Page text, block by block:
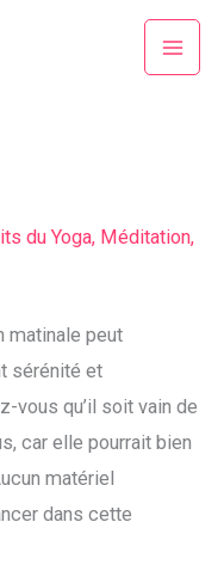
du Yoga, Méditation,
matinale peut
sérénité et
vous qu’il soit vain de
car elle pourrait bien
matériel
dans cette